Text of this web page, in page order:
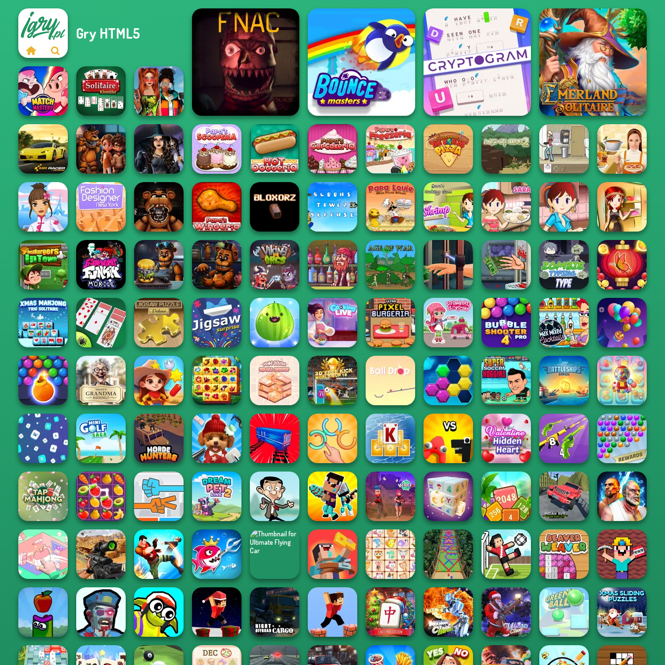
Gry HTML5
Five Nights At Christmas Bouncemasters
Cryptogram: Word Brain
Puzzle
Emerland Solitaire
Match Masters
Solitaire
Klondike
Babs And
Friends Love
Match Pr...
Mr. Racer
FNAF Horror At
Home
Mystic Coven The
Sisterhood of...
Papa's
Scooperia
Papa's Hot
Doggeria
Papa's
Cupcakeria
Papa's Freezeria
Around the
Worlds Pizza
Age of War 2 The Waitress Whats For Dinner
Fashion
Designer World
Tour
Fashion
Designer New
York
FNAF: Night at
the Dentist
Papa's Wingeria Bloxorz
Bloons Tower
Defense
Papa Louie:
When Pizzas
Attack
Sara's Cooking
Class - Garlic...
Sara's Cooking
Class: Burritos
Sara's Cooking
Class Lentil So...
Sara's Cooking
Class:
Thanksgi...
Best Burgers In
Town
Friday Night
Funkin': Foned
In...
FNAF Burger FNAF Bartender Viking vs Orcs
Pirate Bartender
Captain's Gro...
Age of War
Hand Me The
Goods
Handless
Millionaire
Zombie Typing
Bubble Shooter
Butterfly
Xmas Mahjong
Trio Solitaire
Best Classic
Spider Solitaire
Jigsaw Puzzle:
Deluxe
Jigsaw Surprise
Put The Fruit
Together
Cooking Live: Be
a Chef&Cook
Burgeria
Strawberry
Shortcake
Bubble Shooter
Pro 4
Max Mixed
Cocktails
Balloon Match 3D
Bubble Shooter
HD 3
What Is Grandma
Hiding
Wild West Match
Spring Tile
Master
Home Design:
Small House
3D Free Kick
World Cup 18
Ball Drop Puzzle Fever
Super Soccer
Noggins
Battleships
Armada
Candy Shop
Merge
Words Match Mini Golf Saga Horde Hunters Pet Salon 2 Train Drift
Untangle Rings
Master
Tripeaks Solitaire
Holiday
Alphabet: Merge
And Fight
Valentine Hidden
Heart
Merge 2048 Gun
Rush
Bubble Shooter
Extreme
Tap 3 Mahjong Fruit Mahjong Roshambo Dream Pet Link 2
Noob vs Pro
Challenge
Vortex 9 Mystic Mahjong
Tropical Cubes
2048
Indian SUV
Offroad
Simulator
Fighter Legends
Duo
Organization
Princess
Sniper Combat
3D
Gang Brawlers
Fish Stab Getting
Big
Ultimate Flying
Car
Noob: Zombie
Prison Escape
Dream Pet Link Bubble Fall Soccer Random Beaver Weaver
Noob Miner:
Escape From
Prison